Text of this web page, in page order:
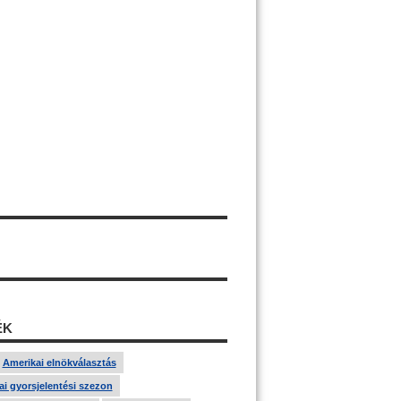
Amerikai elnökválasztás
gyorsjelentési szezon